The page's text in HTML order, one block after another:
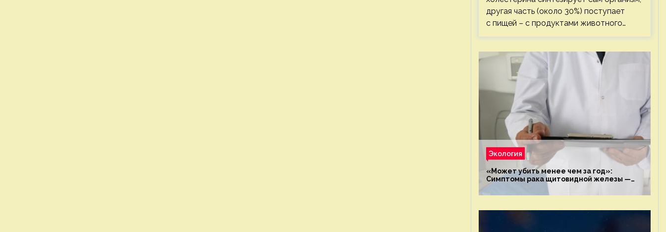
другая часть (около 30%) поступает
с пищей – с продуктами животного…
Экология
«Может убить менее чем за год»:
Симптомы рака щитовидной железы —
новости экологии на ECOportal